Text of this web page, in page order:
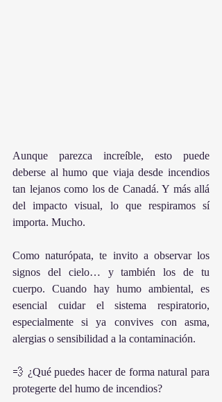
Aunque parezca increíble, esto puede
deberse al humo que viaja desde incendios
tan lejanos como los de Canadá. Y más allá
del impacto visual, lo que respiramos sí
importa. Mucho.
Como naturópata, te invito a observar los
signos del cielo… y también los de tu
cuerpo. Cuando hay humo ambiental, es
esencial cuidar el sistema respiratorio,
especialmente si ya convives con asma,
alergias o sensibilidad a la contaminación.
💨 ¿Qué puedes hacer de forma natural para
protegerte del humo de incendios?